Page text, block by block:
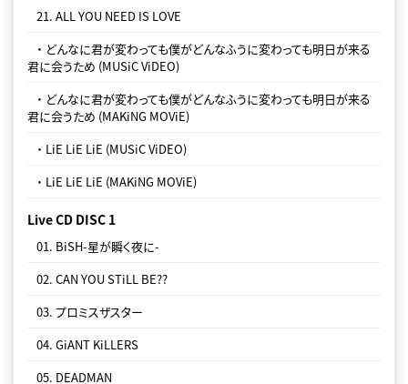
21. ALL YOU NEED IS LOVE
・ どんなに君が変わっても僕がどんなふうに変わっても明日が来る
君に会うため (MUSiC ViDEO)
・ どんなに君が変わっても僕がどんなふうに変わっても明日が来る
君に会うため (MAKiNG MOViE)
・ LiE LiE LiE (MUSiC ViDEO)
・ LiE LiE LiE (MAKiNG MOViE)
Live CD DISC 1
01. BiSH-星が瞬く夜に-
02. CAN YOU STiLL BE??
03. プロミスザスター
04. GiANT KiLLERS
05. DEADMAN